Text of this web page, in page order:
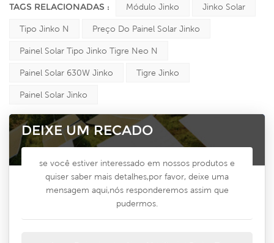
TAGS RELACIONADAS : Módulo Jinko Jinko Solar
Tipo Jinko N Preço Do Painel Solar Jinko
Painel Solar Tipo Jinko Tigre Neo N
Painel Solar 630W Jinko Tigre Jinko
Painel Solar Jinko
DEIXE UM RECADO
se você estiver interessado em nossos produtos e
quiser saber mais detalhes,por favor, deixe uma
mensagem aqui,nós responderemos assim que
pudermos.